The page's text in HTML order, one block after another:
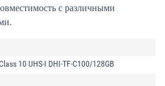
с различными
10 UHS-I DHI-TF-C100/128GB